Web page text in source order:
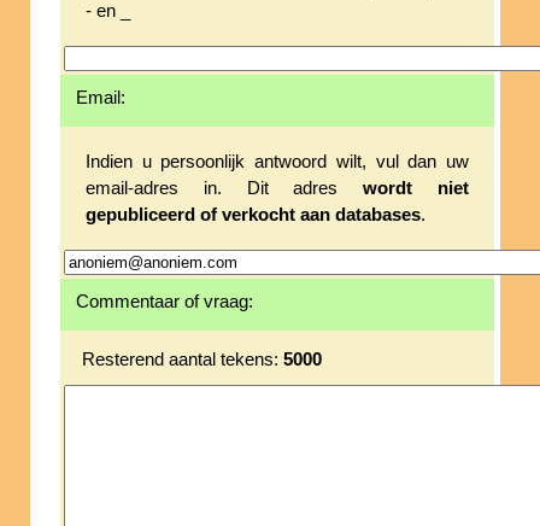
- en _
Email:
Indien u persoonlijk antwoord wilt, vul dan uw
email-adres in. Dit adreswordt niet
gepubliceerd of verkocht aan databases.
Commentaar of vraag:
Resterend aantal tekens: 5000